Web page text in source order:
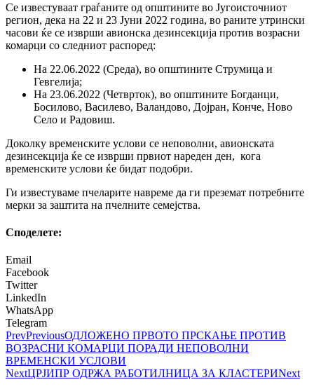
Се известуваат граѓаните од општините во Југоисточниот
регион, дека на 22 и 23 Јуни 2022 година, во раните утрински
часови ќе се изврши авионска дезинсекција против возрасни
комарци со следниот распоред:
На 22.06.2022 (Среда), во општините Струмица и
Гевгелија;
На 23.06.2022 (Четврток), во општините Богданци,
Босилово, Василево, Валандово, Дојран, Конче, Ново
Село и Радовиш.
Доколку временските услови се неповолни, авионската
дезинсекција ќе се изврши првиот нареден ден, кога
временските услови ќе бидат подобри.
Ги известуваме пчеларите навреме да ги преземат потребните
мерки за заштита на пчелните семејства.
Споделeте:
Email
Facebook
Twitter
LinkedIn
WhatsApp
Telegram
PrevPreviousОДЛОЖЕНО ПРВОТО ПРСКАЊЕ ПРОТИВ
ВОЗРАСНИ КОМАРЦИ ПОРАДИ НЕПОВОЛНИ
ВРЕМЕНСКИ УСЛОВИ
NextЦРЈИПР ОДРЖА РАБОТИЛНИЦА ЗА КЛАСТЕРИNext